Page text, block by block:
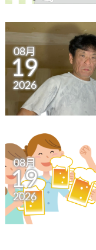
08月
19
2026
08月
19
2026